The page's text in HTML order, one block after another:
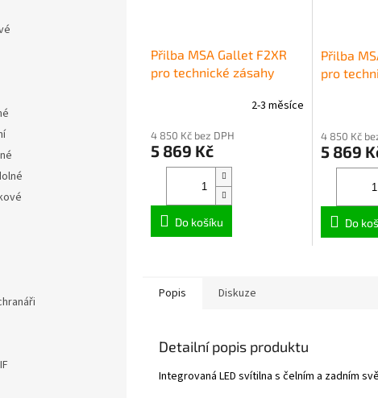
Přilba MSA Gallet F2XR
pro technické zásahy
2-3 měsíce
4 850 Kč bez DPH
5 869 Kč
Do košíku
Přilba
pro
4 850 Kč
5 869
Do
Popis Diskuze
Detailní popis produktu
Integrovaná LED svítilna s čelním a zadním